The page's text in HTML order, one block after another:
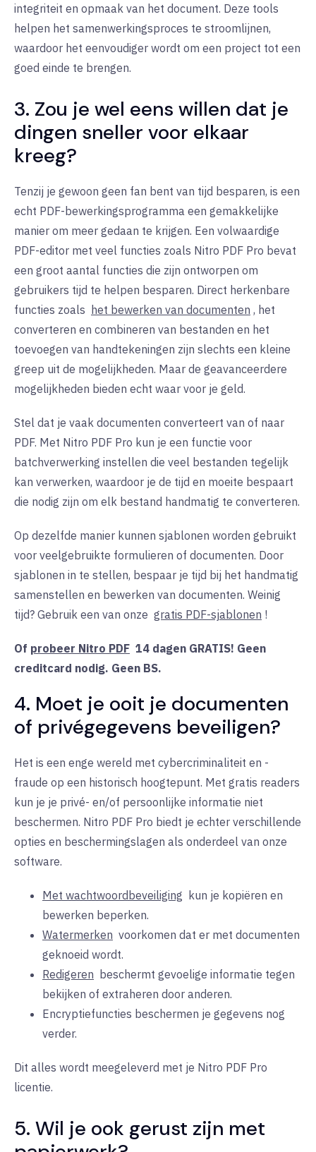
integriteit en opmaak van het document. Deze tools
helpen het samenwerkingsproces te stroomlijnen,
waardoor het eenvoudiger wordt om een project tot een
goed einde te brengen.
3. Zou je wel eens willen dat je
dingen sneller voor elkaar
kreeg?
Tenzij je gewoon geen fan bent van tijd besparen, is een
echt PDF-bewerkingsprogramma een gemakkelijke
manier om meer gedaan te krijgen. Een volwaardige
PDF-editor met veel functies zoals Nitro PDF Pro bevat
een groot aantal functies die zijn ontworpen om
gebruikers tijd te helpen besparen. Direct herkenbare
functies zoals het bewerken van documenten , het
converteren en combineren van bestanden en het
toevoegen van handtekeningen zijn slechts een kleine
greep uit de mogelijkheden. Maar de geavanceerdere
mogelijkheden bieden echt waar voor je geld.
Stel dat je vaak documenten converteert van of naar
PDF. Met Nitro PDF Pro kun je een functie voor
batchverwerking instellen die veel bestanden tegelijk
kan verwerken, waardoor je de tijd en moeite bespaart
die nodig zijn om elk bestand handmatig te converteren.
Op dezelfde manier kunnen sjablonen worden gebruikt
voor veelgebruikte formulieren of documenten. Door
sjablonen in te stellen, bespaar je tijd bij het handmatig
samenstellen en bewerken van documenten. Weinig
tijd? Gebruik een van onze gratis PDF-sjablonen !
Of probeer Nitro PDF 14 dagen GRATIS! Geen
creditcard nodig. Geen BS.
4. Moet je ooit je documenten
of privégegevens beveiligen?
Het is een enge wereld met cybercriminaliteit en -
fraude op een historisch hoogtepunt. Met gratis readers
kun je je privé- en/of persoonlijke informatie niet
beschermen. Nitro PDF Pro biedt je echter verschillende
opties en beschermingslagen als onderdeel van onze
software.
Met wachtwoordbeveiliging kun je kopiëren en
bewerken beperken.
Watermerken voorkomen dat er met documenten
geknoeid wordt.
Redigeren beschermt gevoelige informatie tegen
bekijken of extraheren door anderen.
Encryptiefuncties beschermen je gegevens nog
verder.
Dit alles wordt meegeleverd met je Nitro PDF Pro
licentie.
5. Wil je ook gerust zijn met